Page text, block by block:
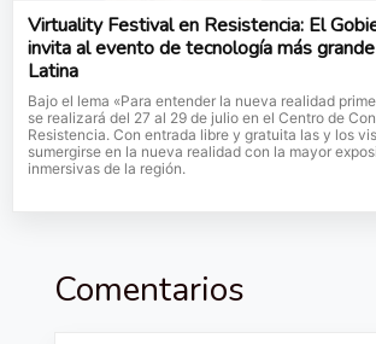
Virtuality Festival en Resistencia: El
invita al evento de tecnología más
Latina
Bajo el lema «Para entender la nueva realidad
se realizará del 27 al 29 de julio en el Centro de
Resistencia. Con entrada libre y gratuita las y los
sumergirse en la nueva realidad con la mayor
inmersivas de la región.
Comentarios